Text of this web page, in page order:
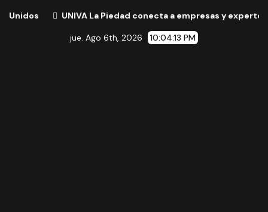
UNIVA La Piedad conecta a empresas y expertos
jue. Ago 6th, 2026 10:04:14 PM